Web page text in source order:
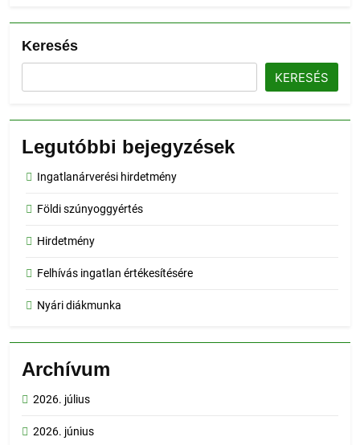
Keresés
KERESÉS
Legutóbbi bejegyzések
Ingatlanárverési hirdetmény
Földi szúnyoggyértés
Hirdetmény
Felhívás ingatlan értékesítésére
Nyári diákmunka
Archívum
2026. július
2026. június